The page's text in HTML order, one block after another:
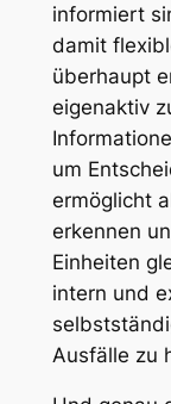
informiert
damit
überhaupt
eigenaktiv
um
ermöglicht
erkennen
Einheiten
intern und
Ausfälle zu